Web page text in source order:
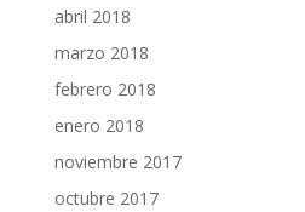
abril 2018
marzo 2018
febrero 2018
enero 2018
noviembre 2017
octubre 2017